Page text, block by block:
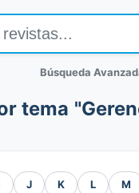
Búsqueda
tema
J K L M